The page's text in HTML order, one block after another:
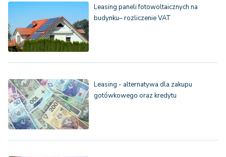
Leasing paneli fotowoltaicznych na
budynku– rozliczenie VAT
Leasing - alternatywa dla zakupu
gotówkowego oraz kredytu